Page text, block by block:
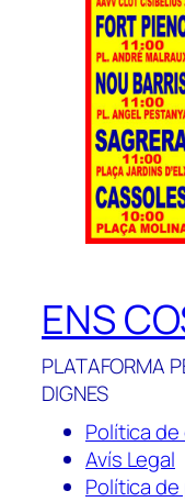
ENS
PLATAFORMA
DIGNES
Política
Avís Legal
Política